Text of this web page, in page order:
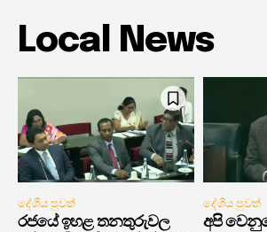
Local News
දේශීය පුවත්
රජයේ ඉහළ තනතුරුවල
දේශීය පුවත්
අපි